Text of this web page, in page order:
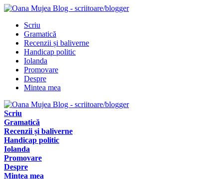
Scriu
Gramatică
Recenzii și baliverne
Handicap politic
Iolanda
Promovare
Despre
Mintea mea
Scriu
Gramatică
Recenzii și baliverne
Handicap politic
Iolanda
Promovare
Despre
Mintea mea